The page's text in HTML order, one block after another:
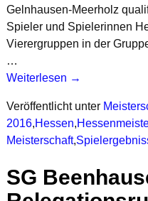
Gelnhausen-Meerholz
Spieler und Spielerinnen
Vierergruppen in der
…
Weiterlesen →
Veröffentlicht unter
2016,Hessen,
Meisterschaft,
SG